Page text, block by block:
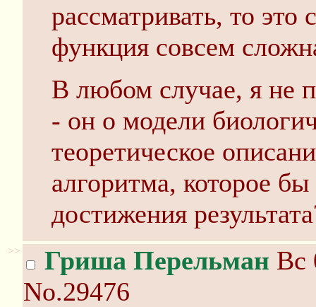
рассматривать, то это
функция совсем
В любом случае, я не
- он о модели
теоретическое
алгоритма, которое
достижения
>> Гриша Перельман Вс
No.29476